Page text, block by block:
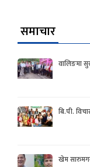
समाचार
वालिङमा
बि.पी.
खेम